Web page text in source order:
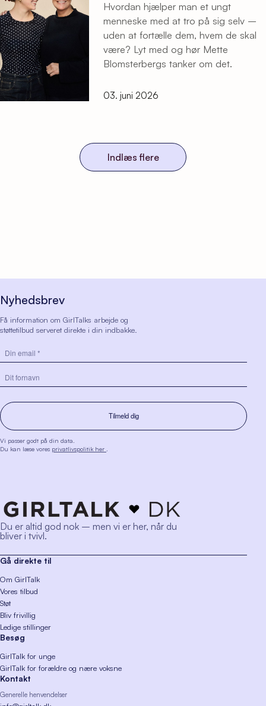
Hvordan hjælper man et ungt
menneske med at tro på sig selv –
uden at fortælle dem, hvem de skal
være? Lyt med og hør Mette
Blomsterbergs tanker om det.
03. juni 2026
Indlæs flere
Nyhedsbrev
Få information om GirlTalks arbejde og
støttetilbud serveret direkte i din indbakke.
Vi passer godt på din data.
Du kan læse vores privatlivspolitik her
Du er altid god nok – men vi er her, når du
bliver i tvivl.
Gå direkte til
Om GirlTalk
Vores tilbud
Støt
Bliv frivillig
Ledige stillinger
Besøg
GirlTalk for unge
GirlTalk for forældre og nære voksne
Kontakt
Generelle henvendelser